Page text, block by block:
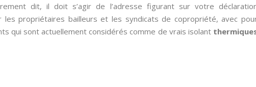
dit, il doit s’agir de l’adresse figurant sur votre
propriétaires bailleurs et les syndicats de copropriété, avec
qui sont actuellement considérés comme de vrais isolant